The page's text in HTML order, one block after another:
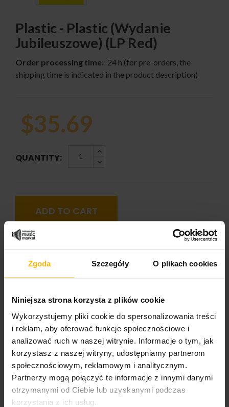
Zgoda Szczegóły O plikach cookies
Niniejsza strona korzysta z plików cookie
Wykorzystujemy pliki cookie do spersonalizowania treści
i reklam, aby oferować funkcje społecznościowe i
analizować ruch w naszej witrynie. Informacje o tym, jak
korzystasz z naszej witryny, udostępniamy partnerom
społecznościowym, reklamowym i analitycznym.
Partnerzy mogą połączyć te informacje z innymi danymi
otrzymanymi od Ciebie lub uzyskanymi podczas
korzystania z ich usług.
Plastic - Plastic (Wydanie
Jubileuszowe) (LP Red)
Order processing time: 24 h (for pre-orders, the
shipping time is indicated in the product description)
$35.69
QUANTITY:
ADD TO CART
Elektronika
PRODUCT DETAILS
Album year
2006
Band name
Plastic